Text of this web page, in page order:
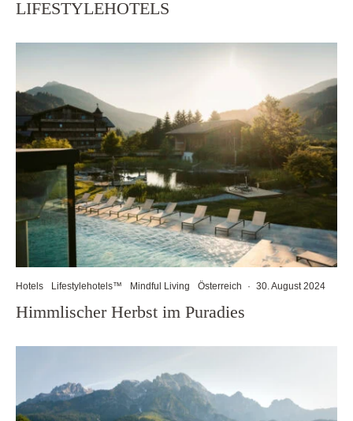
LIFESTYLEHOTELS
Hotels Lifestylehotels™ Mindful Living Österreich · 30. August 2024
Himmlischer Herbst im Puradies